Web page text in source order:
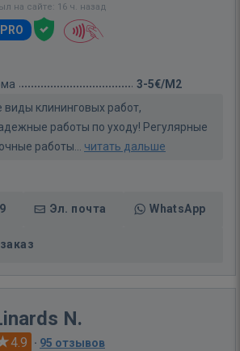
на сайте: 16 ч. назад
PRO
3-5€/M2
клининговых работ,
работы по уходу! Регулярные
работы... читать дальше
Эл. почта WhatsApp
N.
4.9 · 95 отзывов